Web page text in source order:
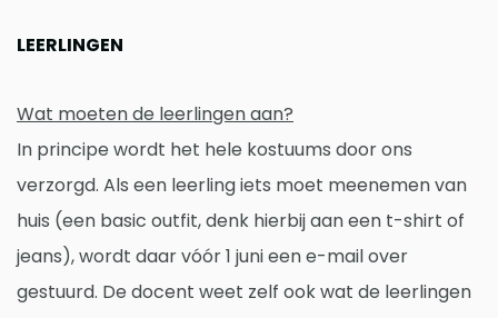
LEERLINGEN
Wat moeten de leerlingen aan?
In principe wordt het hele kostuums door ons
verzorgd. Als een leerling iets moet meenemen van
huis (een basic outfit, denk hierbij aan een t-shirt of
jeans), wordt daar vóór 1 juni een e-mail over
gestuurd. De docent weet zelf ook wat de leerlingen